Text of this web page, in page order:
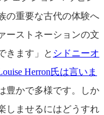
の重要な古代の体験へ
ーストネーションの文
きます」と シドニーオ
Herron氏は言いま
豊かで多様です。しか
しませるにはどうすれ